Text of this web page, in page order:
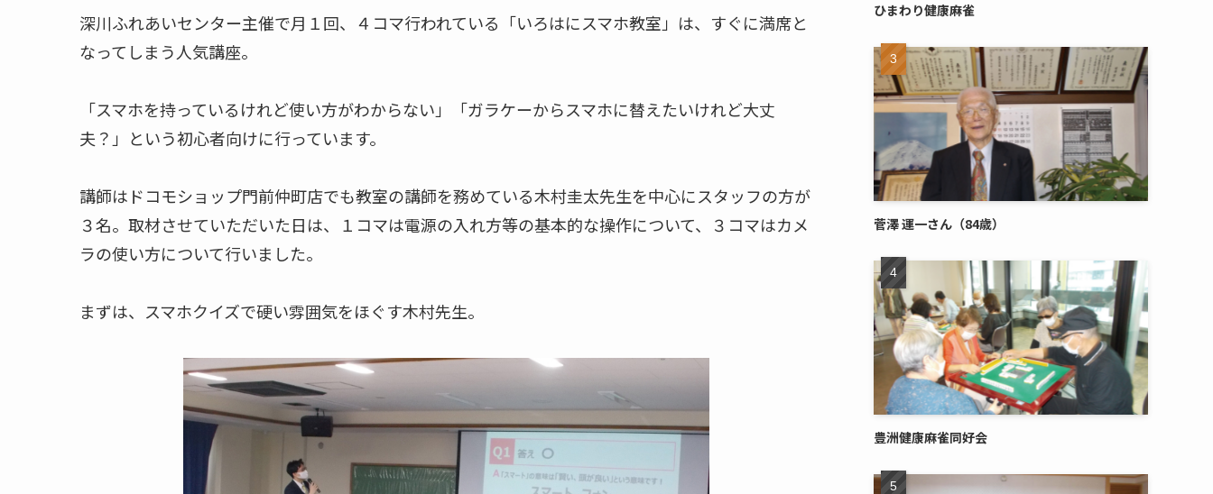
深川ふれあいセンター主催で月１回、４コマ行われている「いろはにスマホ教室」は、すぐに満席と
なってしまう人気講座。
「スマホを持っているけれど使い方がわからない」「ガラケーからスマホに替えたいけれど大丈
夫？」という初心者向けに行っています。
講師はドコモショップ門前仲町店でも教室の講師を務めている木村圭太先生を中心にスタッフの方が
３名。取材させていただいた日は、１コマは電源の入れ方等の基本的な操作について、３コマはカメ
ラの使い方について行いました。
まずは、スマホクイズで硬い雰囲気をほぐす木村先生。
ひまわり健康麻雀
菅澤 運一さん（84歳）
豊洲健康麻雀同好会